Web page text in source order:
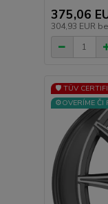
375,06
304,93 EUR
🛡️ TÜV
⚙️OVERÍME ČI